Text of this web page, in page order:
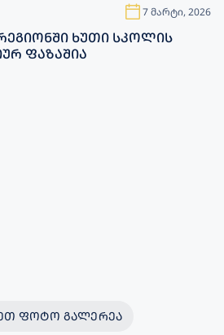
7 მარტი, 2026
ᲮᲣᲗᲘ ᲡᲙᲝᲚᲘᲡ
ᲤᲐᲖᲐᲨᲘᲐ
ᲤᲝᲢᲝ ᲒᲐᲚᲔᲠᲔᲐ